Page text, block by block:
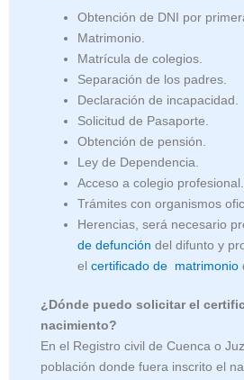
Obtención de DNI por
Matrimonio.
Matrícula de colegios.
Separación de los padres.
Declaración de incapacidad.
Solicitud de Pasaporte.
Obtención de pensión.
Ley de Dependencia.
Acceso a colegio profesional.
Trámites con organismos
Herencias, será necesario
de defunción del difunto y
elcertificado de matrimonio
¿Dónde puedo solicitar el
nacimiento?
En el Registro civil de Cuenca o
población donde fuera inscrito el